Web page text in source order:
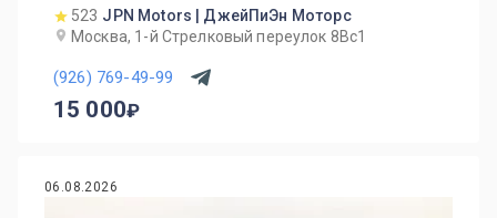
523 JPN Motors | ДжейПиЭн Моторс
Москва, 1-й Cтрелковый переулок 8Вс1
(926) 769-49-99
15 000
06.08.2026